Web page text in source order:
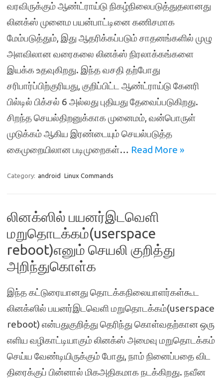
வரவிருக்கும் ஆண்ட்ராய்டு நிகழ்நிலைபடுத்துதலானது
லினக்ஸ் முனைம பயன்பாட்டினை கணிசமாக
மேம்படுத்தும், இது ஆதரிக்கப்படும் சாதனங்களில் முழு
அளவிலான வரைகலை லினக்ஸ் நிரலாக்கங்களை
இயக்க உதவுகிறது. இந்த வசதி தற்போது
சரிபார்ப்பிற்குரியது, குறிப்பிட்ட ஆண்ட்ராய்டு கேனரி
பில்டில் பிக்சல் 6 அல்லது புதியது தேவைப்படுகிறது.
சிறந்த செயல்திறனுக்காக முனைமம், வன்பொருள்
முடுக்கம் ஆகிய இரண்டையும் செயல்படுத்த
கைமுறையிலான படிமுறைகள்… Read More »
Category: android Linux Commands
லினக்ஸில் பயனர்இடவெளி
மறுதொடக்கம்(userspace
reboot)எனும் செயலி குறித்து
அறிந்துகொள்க
இந்த கட்டுரையானது தொடக்கநிலையாளர்கள்கூட
லினக்ஸில் பயனர்இடவெளி மறுதொடக்கம்(userspace
reboot) என்பதுகுறித்து தெரிந்து கொள்வதற்கான ஒரு
எளிய வழிகாட்டியாகும் லினக்ஸ் அமைவு மறுதொடக்கம்
செய்ய வேண்டியிருக்கும் போது, நாம் நினைப்பதை விட
திரைக்குப் பின்னால் மிகஅதிகமாக நடக்கிறது. நவீன